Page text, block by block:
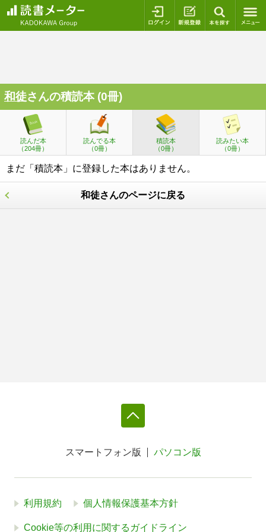
ログイン 新規登録
和徒さんの積読本 (0冊)
読んだ本
（204冊）
読んでる本
（0冊）
積読本
（0冊）
読みたい本
（0冊）
まだ「積読本」に登録した本はありません。
和徒さんのページに戻る
スマートフォン版 パソコン版
利用規約 個人情報保護基本方針
Cookie等の利用に関するガイドライン